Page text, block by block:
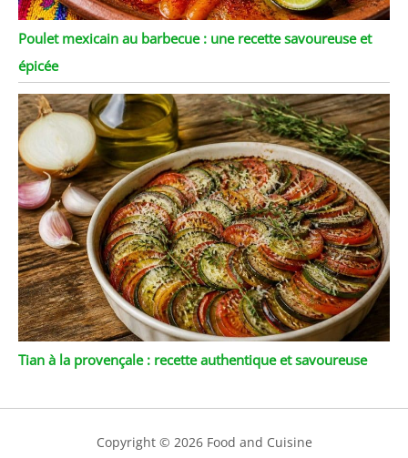
Poulet mexicain au barbecue : une recette savoureuse et
épicée
Tian à la provençale : recette authentique et savoureuse
Copyright © 2026 Food and Cuisine